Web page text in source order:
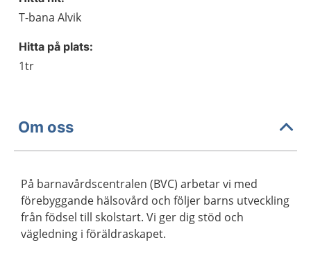
T-bana Alvik
Hitta på plats:
1tr
Om oss
På barnavårdscentralen (BVC) arbetar vi med
förebyggande hälsovård och följer barns utveckling
från födsel till skolstart. Vi ger dig stöd och
vägledning i föräldraskapet.